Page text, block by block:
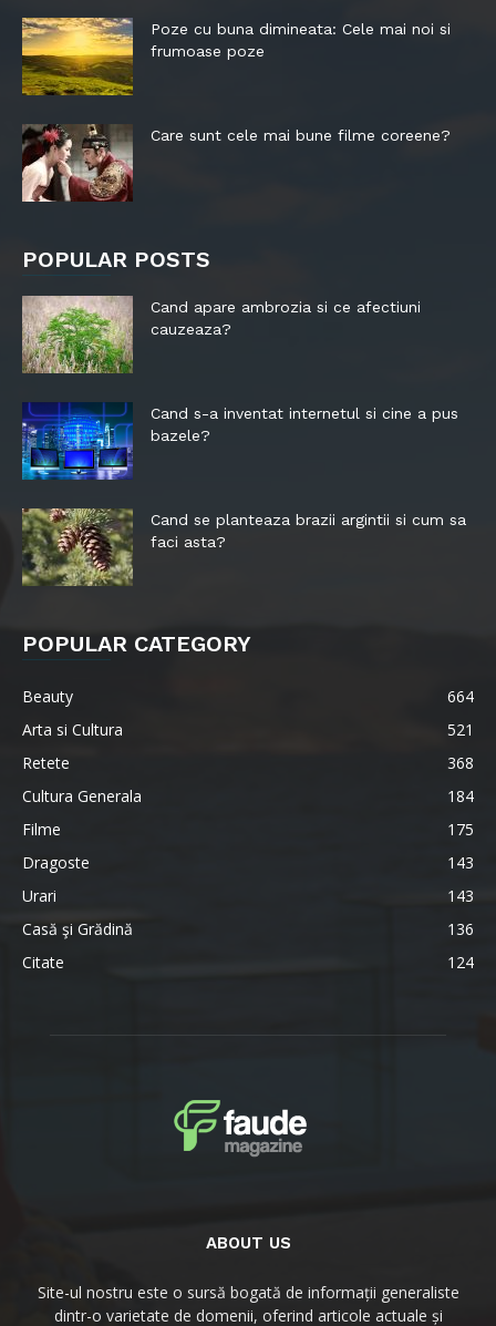
Poze cu buna dimineata: Cele mai noi si
frumoase poze
Care sunt cele mai bune filme coreene?
POPULAR POSTS
Cand apare ambrozia si ce afectiuni
cauzeaza?
Cand s-a inventat internetul si cine a pus
bazele?
Cand se planteaza brazii argintii si cum sa
faci asta?
POPULAR CATEGORY
Beauty
664
Arta si Cultura
521
Retete
368
Cultura Generala
184
Filme
175
Dragoste
143
Urari
143
Casă şi Grădină
136
Citate
124
ABOUT US
Site-ul nostru este o sursă bogată de informații generaliste
dintr-o varietate de domenii, oferind articole actuale și